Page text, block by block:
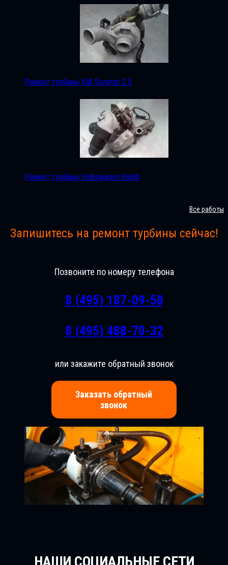
Ремонт турбины KIA Sorento 2.5
Ремонт турбины Volkswagen Kaddi
Все работы
Запишитесь на ремонт турбины сейчас!
Позвоните по номеру телефона
8 (495) 187-09-50
8 (495) 488-70-32
или закажите обратный звонок
Заказать обратный
звонок
НАШИ СОЦИАЛЬНЫЕ СЕТИ